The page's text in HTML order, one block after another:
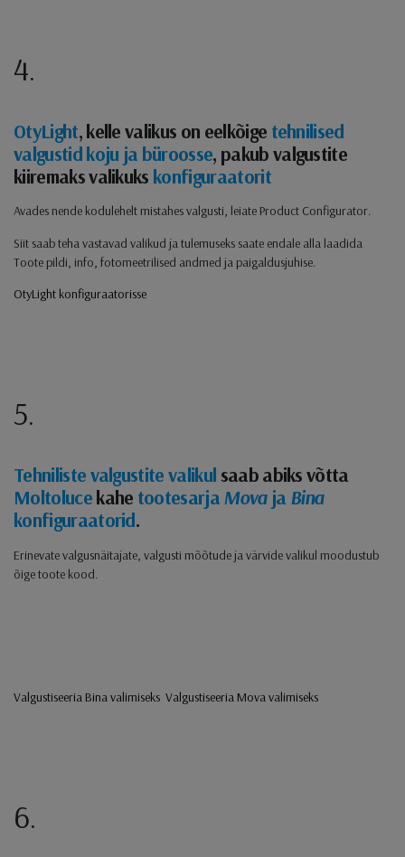
4.
OtyLight, kelle valikus on eelkõige tehnilised
valgustid koju ja büroosse, pakub valgustite
kiiremaks valikuks konfiguraatorit
Avades nende kodulehelt mistahes valgusti, leiate Product Configurator.
Siit saab teha vastavad valikud ja tulemuseks saate endale alla laadida
Toote pildi, info, fotomeetrilised andmed ja paigaldusjuhise.
OtyLight konfiguraatorisse
5.
Tehniliste valgustite valikul saab abiks võtta
Moltolucekahe tootesarjaMovaja Bina
konfiguraatorid.
Erinevate valgusnäitajate, valgusti mõõtude ja värvide valikul moodustub
õige toote kood.
Valgustiseeria Bina valimiseks Valgustiseeria Mova valimiseks
6.